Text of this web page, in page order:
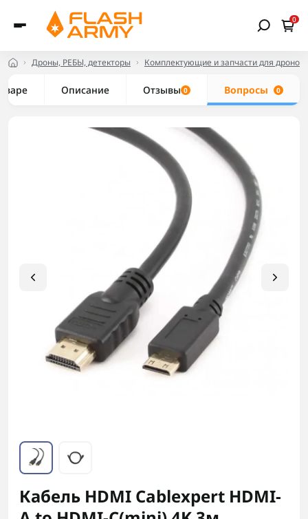
0
Дроны, РЕБЫ, детекторы Комплектующие и запчасти для дронов
Описание Отзывы 0 Вопросы 0
Кабель HDMI Cablexpert HDMI-